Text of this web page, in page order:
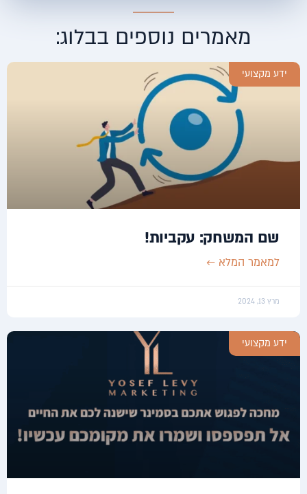
מאמרים נוספים בבלוג:
ידע מקצועי
שם המשחק: עקביות!
למאמר המלא ←
מרץ 13, 2024
ידע מקצועי